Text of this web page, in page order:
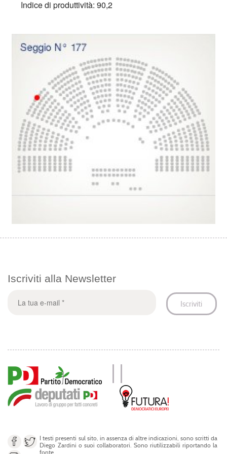
Indice di produttività: 90,2
Iscriviti alla Newsletter
I testi presenti sul sito, in assenza di altre indicazioni, sono scritti da
Diego Zardini o suoi collaboratori. Sono riutilizzabili riportando la
fonte.